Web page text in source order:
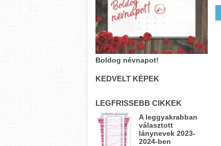
Boldog névnapot!
KEDVELT KÉPEK
LEGFRISSEBB CIKKEK
A leggyakrabban
választott
lánynevek 2023-
2024-ben